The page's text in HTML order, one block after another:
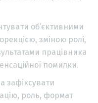
об’єктивними
зміною ролі,
працівника
помилки.
зафіксувати
роль, формат